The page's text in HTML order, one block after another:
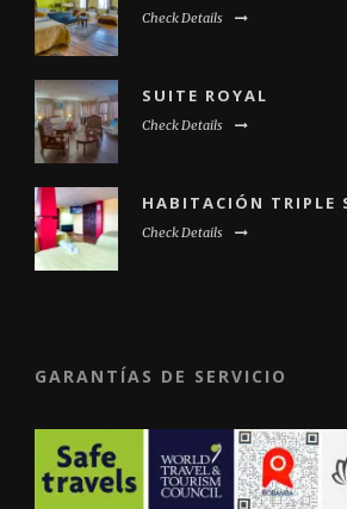
Check Details
SUITE ROYAL
Check Details
HABITACIÓN TRIPLE
Check Details
GARANTÍAS DE SERVICIO